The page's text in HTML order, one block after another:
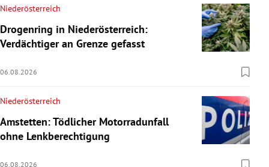
Niederösterreich
Drogenring in Niederösterreich:
Verdächtiger an Grenze gefasst
06.08.2026
Niederösterreich
Amstetten: Tödlicher Motorradunfall
ohne Lenkberechtigung
06.08.2026